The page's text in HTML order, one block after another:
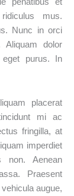
mus.
Nunc in orci
Aliquam dolor
purus. In
placerat
mi ac
fringilla, at
imperdiet
non. Aenean
Praesent
augue,